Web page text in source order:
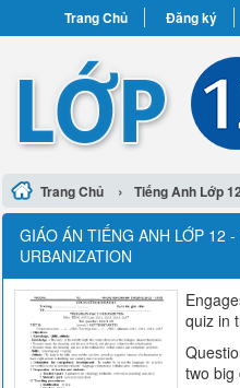
Trang Chủ Đăng ký
Trang Chủ › Tiếng Anh Lớp 12
GIÁO ÁN TIẾNG ANH LỚP 12
URBANIZATION
quiz in
two big